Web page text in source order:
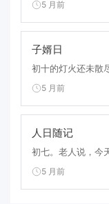
5 月前
子婿日
初十的灯火还未散
5 月前
人日随记
初七。老人说，今
5 月前